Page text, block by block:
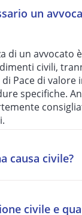
un
di un avvocato
civili,
Pace di valore
specifiche.
causa civile?
anni per quelle
civile e